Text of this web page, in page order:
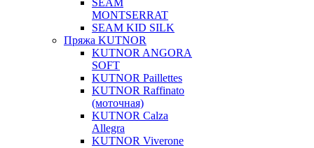
SEAM
MONTSERRAT
SEAM KID SILK
Пряжа KUTNOR
KUTNOR ANGORA
SOFT
KUTNOR Paillettes
KUTNOR Raffinato
(моточная)
KUTNOR Calza
Allegra
KUTNOR Viverone